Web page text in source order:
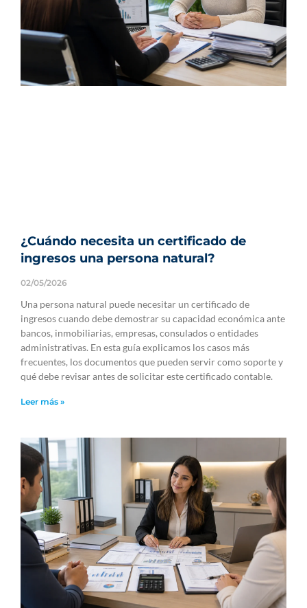
¿Cuándo necesita un certificado de
ingresos una persona natural?
02/05/2026
Una persona natural puede necesitar un certificado de
ingresos cuando debe demostrar su capacidad económica ante
bancos, inmobiliarias, empresas, consulados o entidades
administrativas. En esta guía explicamos los casos más
frecuentes, los documentos que pueden servir como soporte y
qué debe revisar antes de solicitar este certificado contable.
Leer más »